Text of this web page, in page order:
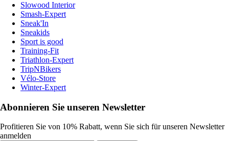
Slowood Interior
Smash-Expert
Sneak'In
Sneakids
Sport is good
Training-Fit
Triathlon-Expert
TripNBikers
Vélo-Store
Winter-Expert
Abonnieren Sie unseren Newsletter
Profitieren Sie von 10% Rabatt, wenn Sie sich für unseren Newsletter
anmelden